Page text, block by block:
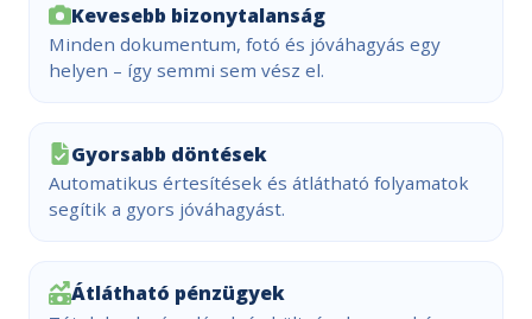
Kevesebb bizonytalanság
Minden dokumentum, fotó és jóváhagyás egy
helyen – így semmi sem vész el.
Gyorsabb döntések
Automatikus értesítések és átlátható folyamatok
segítik a gyors jóváhagyást.
Átlátható pénzügyek